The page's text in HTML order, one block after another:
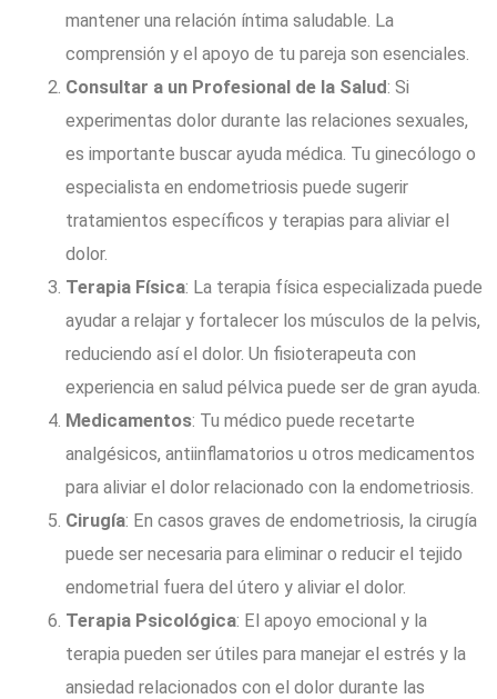
mantener una relación íntima saludable. La
comprensión y el apoyo de tu pareja son esenciales.
Consultar a un Profesional de la Salud: Si
experimentas dolor durante las relaciones sexuales,
es importante buscar ayuda médica. Tu ginecólogo o
especialista en endometriosis puede sugerir
tratamientos específicos y terapias para aliviar el
dolor.
Terapia Física: La terapia física especializada puede
ayudar a relajar y fortalecer los músculos de la pelvis,
reduciendo así el dolor. Un fisioterapeuta con
experiencia en salud pélvica puede ser de gran ayuda.
Medicamentos: Tu médico puede recetarte
analgésicos, antiinflamatorios u otros medicamentos
para aliviar el dolor relacionado con la endometriosis.
Cirugía: En casos graves de endometriosis, la cirugía
puede ser necesaria para eliminar o reducir el tejido
endometrial fuera del útero y aliviar el dolor.
Terapia Psicológica: El apoyo emocional y la
terapia pueden ser útiles para manejar el estrés y la
ansiedad relacionados con el dolor durante las